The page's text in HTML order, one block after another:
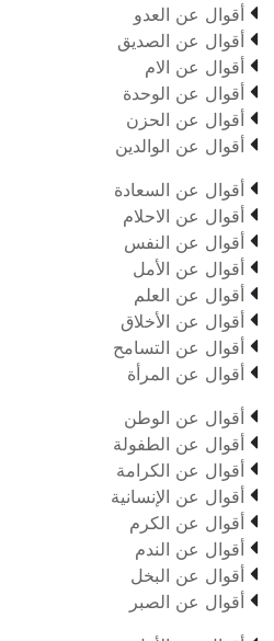
 أقوال عن العدو
 أقوال عن الصديق
 أقوال عن الام
 أقوال عن الوحدة
 أقوال عن الحزن
 أقوال عن الوالدين
 أقوال عن السعادة
 أقوال عن الاحلام
 أقوال عن النفس
 أقوال عن الأمل
 أقوال عن العلم
 أقوال عن الأخلاق
 أقوال عن التسامح
 أقوال عن المرأة
 أقوال عن الوطن
 أقوال عن الطفولة
 أقوال عن الكرامة
 أقوال عن الإنسانية
 أقوال عن الكرم
 أقوال عن الندم
 أقوال عن البخل
 أقوال عن الصبر